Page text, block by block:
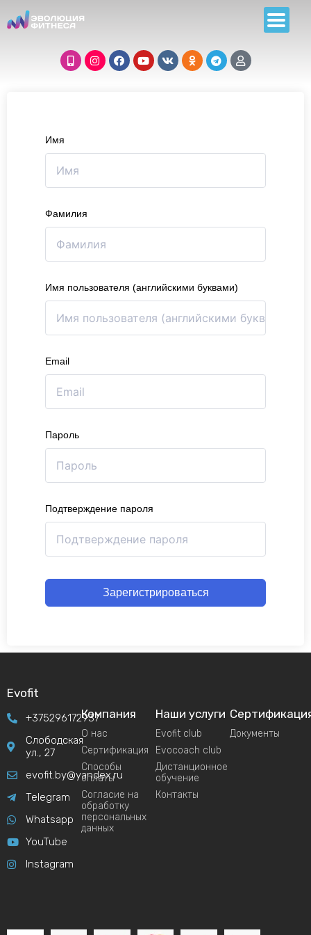
Имя
Фамилия
Имя пользователя (английскими буквами)
Email
Пароль
Подтверждение пароля
Зарегистрироваться
Evofit
+375296172937
Слободская
ул., 27
evofit.by@yandex.ru
Telegram
Whatsapp
YouTube
Instagram
Компания
О нас
Сертификация
Способы
оплаты
Согласие на
обработку
персональных
данных
Наши услуги
Evofit club
Evocoach club
Дистанционное
обучение
Контакты
Документы